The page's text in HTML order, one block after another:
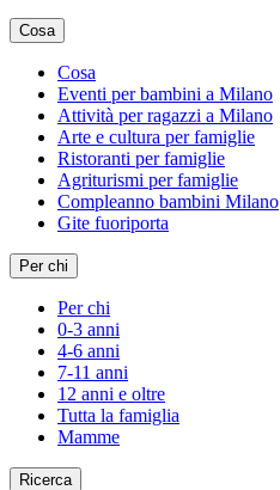
Cosa
Cosa
Eventi per bambini a Milano
Attività per ragazzi a Milano
Arte e cultura per famiglie
Ristoranti per famiglie
Agriturismi per famiglie
Compleanno bambini Milano
Gite fuoriporta
Per chi
Per chi
0-3 anni
4-6 anni
7-11 anni
12 anni e oltre
Tutta la famiglia
Mamme
Ricerca